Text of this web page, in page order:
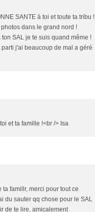
SANTE à toi et toute ta tribu !
dans le grand nord !
SAL je te suis quand même !
j'ai beaucoup de mal a géré
et ta famille !<br /> Isa
famillr, merci pour tout ce
du sauter qq chose pour le SAL
de te lire, amicalement